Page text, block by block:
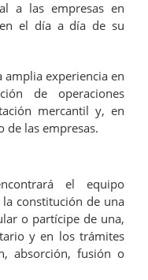
a las empresas en
el día a día de su
amplia experiencia en
de operaciones
mercantil y, en
de las empresas.
el equipo
la constitución de una
o partícipe de una,
y en los trámites
absorción, fusión o